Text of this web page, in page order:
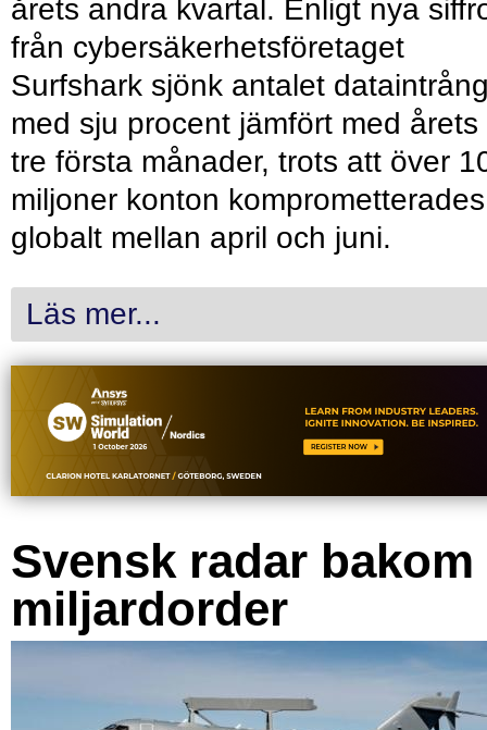
årets andra kvartal. Enligt nya
från cybersäkerhetsföretaget
Surfshark sjönk antalet
med sju procent jämfört med årets
tre första månader, trots att över
miljoner konton komprometterades
globalt mellan april och juni.
Läs mer...
Svensk radar bakom
miljardorder